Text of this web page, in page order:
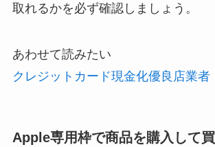
取れるかを必ず確認しましょう。
あわせて読みたい
クレジットカード現金化優良店業者
Apple専用枠で商品を購入して